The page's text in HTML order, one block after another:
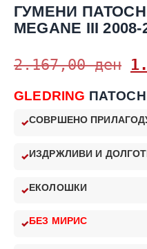
ГУМЕНИ
MEGANE III
2.167,00ден
GLEDRING
СОВРШЕНО
ИЗДРЖЛИВИ И
ЕКОЛОШКИ
БЕЗ МИРИС